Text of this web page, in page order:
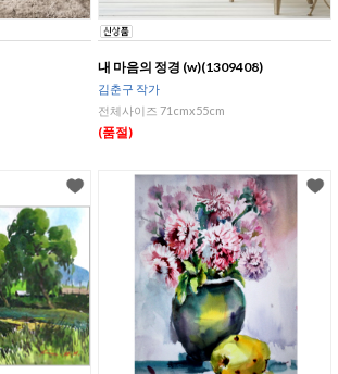
내 마음의 정경 (w)(1309408)
김춘구 작가
전체사이즈 71cmx55cm
(품절)